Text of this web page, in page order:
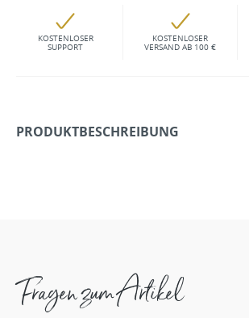
KOSTENLOSER
SUPPORT
KOSTENLOSER
VERSAND AB 100 €
PRODUKTBESCHREIBUNG
Fragen zum Artikel